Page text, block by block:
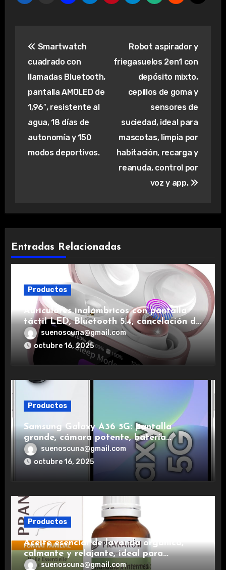
de
entradas
Smartwatch
cuadrado con
llamadas Bluetooth,
pantalla AMOLED de
1,96″, resistente al
agua, 18 días de
autonomía y 150
modos deportivos.
Robot aspirador y
friegasuelos 2en1 con
depósito mixto,
cepillos de goma y
sensores de
suciedad, ideal para
mascotas, limpia por
habitación, recarga y
reanuda, control por
voz y app.
Entradas Relacionadas
Productos
Auriculares inalámbricos con pantalla
táctil LED, Bluetooth 5.4, cancelación de
ruido, impermeables y de larga duración.
suenoscuna@gmail.com
octubre 16, 2025
Productos
Samsung Galaxy A36 5G: pantalla
grande, cámara potente, batería
duradera y carga rápida para una
experiencia premium.
suenoscuna@gmail.com
octubre 16, 2025
Productos
Aceite esencial de lavanda orgánico,
calmante y relajante, ideal para
aromaterapia.
suenoscuna@gmail.com